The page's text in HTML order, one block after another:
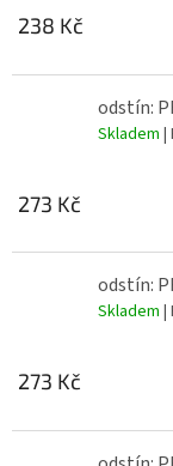
238 Kč
odstín:
Skladem |
273 Kč
odstín:
Skladem |
273 Kč